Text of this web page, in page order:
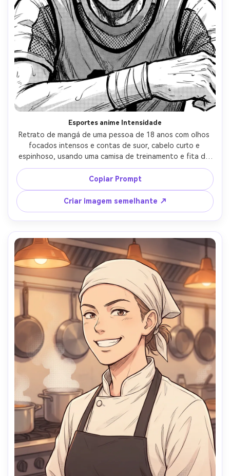
Esportes anime Intensidade
Retrato de mangá de uma pessoa de 18 anos com olhos
focados intensos e contas de suor, cabelo curto e
espinhoso, usando uma camisa de treinamento e fita de
pulso, fundo de estádio com linhas de movimento e
multidão borrada, luz de arena aérea dura, linhas
dinâmicas em ousadia, tonos de tela de forte contraste,
close-up de ângulo apertado, humor competitivo
enérgico, renderização ultra nítida, sem texto, lente de
85mm, profundidade de campo rasa-AR 4:5
Copiar Prompt
Criar imagem semelhante ↗